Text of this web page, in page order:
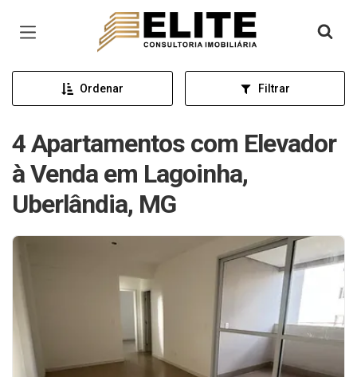
Página inicial
Ordenar Filtrar
4 Apartamentos com Elevador
à Venda em Lagoinha,
Uberlândia, MG